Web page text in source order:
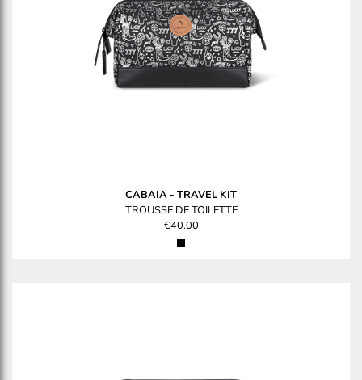
CABAIA- TRAVEL KIT
TROUSSE DE TOILETTE
€40.00